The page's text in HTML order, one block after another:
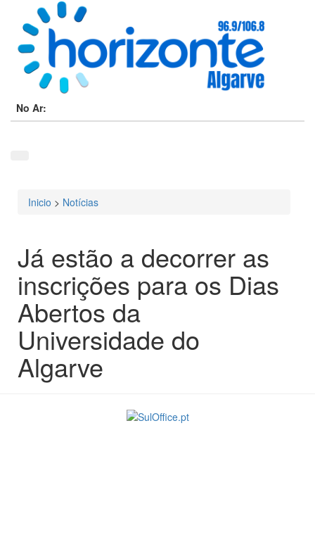
No Ar:
Está aqui
Inicio > Notícias
Já estão a decorrer as
inscrições para os Dias
Abertos da
Universidade do
Algarve